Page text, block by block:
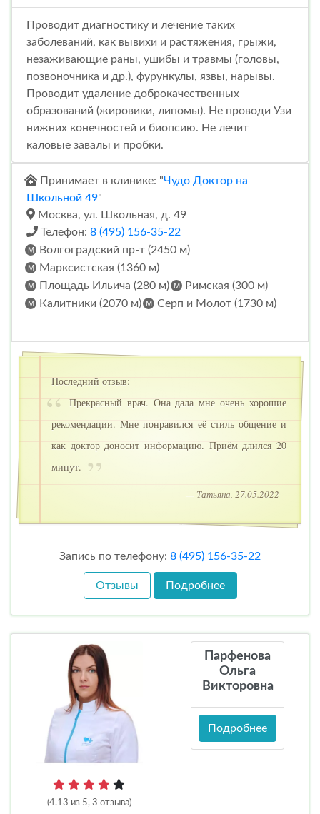
Проводит диагностику и лечение таких
заболеваний, как вывихи и растяжения, грыжи,
незаживающие раны, ушибы и травмы (головы,
позвоночника и др.), фурункулы, язвы, нарывы.
Проводит удаление доброкачественных
образований (жировики, липомы). Не проводи Узи
нижних конечностей и биопсию. Не лечит
каловые завалы и пробки.
Принимает в клинике: "Чудо Доктор на
Школьной 49"
Москва, ул. Школьная, д. 49
Телефон: 8 (495) 156-35-22
Волгоградский пр-т (2450 м)
Марксистская (1360 м)
Площадь Ильича (280 м)
Римская (300 м)
Калитники (2070 м)
Серп и Молот (1730 м)
Последний отзыв:
Прекрасный врач. Она дала мне очень хорошие
рекомендации. Мне понравился её стиль общение и
как доктор доносит информацию. Приём длился 20
минут.
— Татьяна, 27.05.2022
Запись по телефону: 8 (495) 156-35-22
Отзывы Подробнее
(4.13 из 5, 3 отзыва)
Парфенова
Ольга
Викторовна
Подробнее